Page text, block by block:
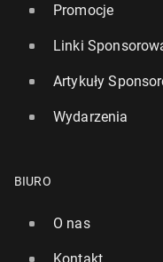
Promocje
Linki
Artykuły
Wydarzenia
BIURO
O nas
Kontakt